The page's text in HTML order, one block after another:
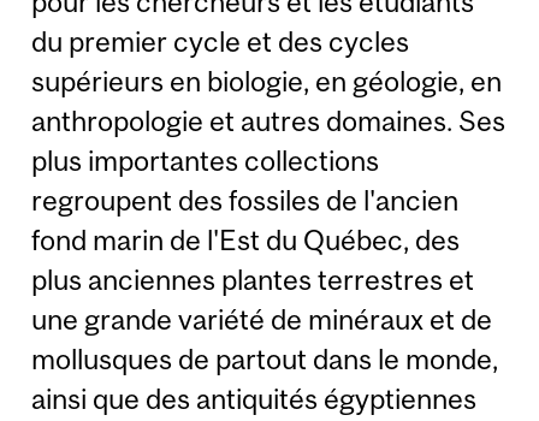
du premier cycle et des cycles
supérieurs en biologie, en géologie, en
anthropologie et autres domaines. Ses
plus importantes collections
regroupent des fossiles de l'ancien
fond marin de l'Est du Québec, des
plus anciennes plantes terrestres et
une grande variété de minéraux et de
mollusques de partout dans le monde,
ainsi que des antiquités égyptiennes